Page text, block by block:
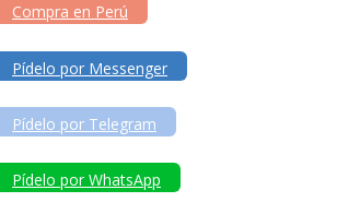
Compra en Perú
Pídelo por Messenger
Pídelo por Telegram
Pídelo por WhatsApp